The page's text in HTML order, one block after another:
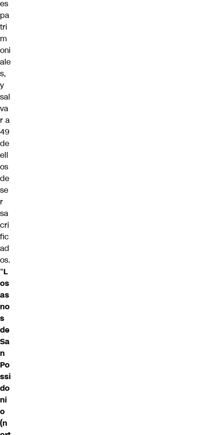
es
pa
tri
m
oni
ale
s,
y
sal
va
r a
49
de
ell
os
de
se
r
sa
cri
fic
ad
os.
“L
os
as
no
s
de
Sa
n
Po
ssi
do
ni
o
(n